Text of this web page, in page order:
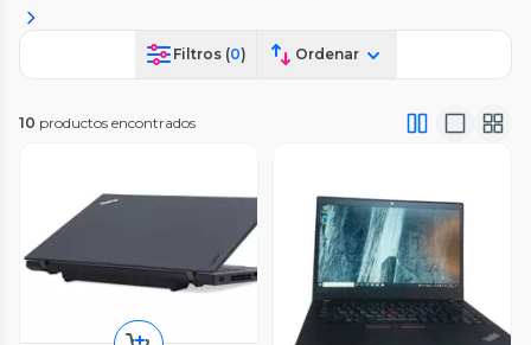
Filtros (0) Ordenar
10 productos encontrados